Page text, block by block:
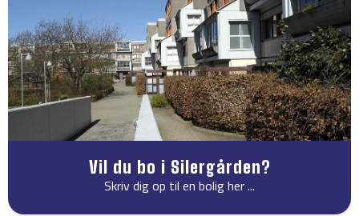
Vil du bo i Silergården?
Skriv dig op til en bolig her ...